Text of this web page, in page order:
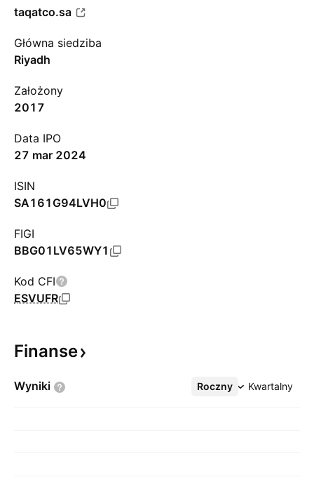
taqatco.sa
Główna siedziba
Riyadh
Założony
2017
Data IPO
27 mar 2024
ISIN
SA161G94LVH0
FIGI
BBG01LV65WY1
Kod CFI
ESVUFR
Finanse
Wyniki Roczny Kwartalny
Więcej